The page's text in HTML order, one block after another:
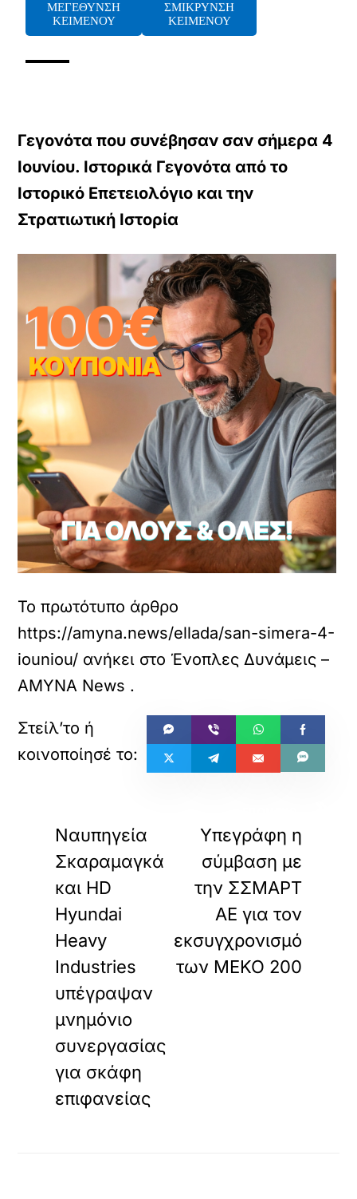
ΜΕΓΕΘΥΝΣΗ
ΚΕΙΜΕΝΟΥ
ΣΜΙΚΡΥΝΣΗ
ΚΕΙΜΕΝΟΥ
Γεγονότα που συνέβησαν σαν σήμερα 4
Ιουνίου. Ιστορικά Γεγονότα από το
Ιστορικό Επετειολόγιο και την
Στρατιωτική Ιστορία
Το πρωτότυπο άρθρο
https://amyna.news/ellada/san-simera-4-
iouniou/ ανήκει στο Ένοπλες Δυνάμεις –
ΑΜΥΝΑ News .
Ναυπηγεία
Σκαραμαγκά
και HD
Hyundai
Heavy
Industries
υπέγραψαν
μνημόνιο
συνεργασίας
για σκάφη
επιφανείας
Υπεγράφη η
σύμβαση με
την ΣΣΜΑΡΤ
ΑΕ για τον
εκσυγχρονισμό
των MEKO 200